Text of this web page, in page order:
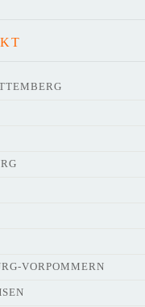
VORPOMMERN